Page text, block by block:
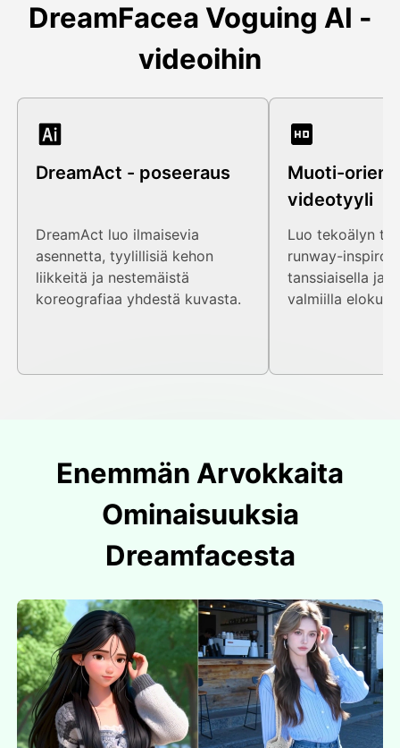
DreamFacea Voguing AI -
videoihin
DreamAct - poseeraus
DreamAct luo ilmaisevia
asennetta, tyylillisiä kehon
liikkeitä ja nestemäistä
koreografiaa yhdestä kuvasta.
Muoti-
videotyyli
Luo tekoälyn
runway-
tanssiaisella ja
valmiilla
Enemmän Arvokkaita
Ominaisuuksia
Dreamfacesta